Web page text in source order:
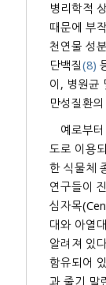
병리학적
때문에 부
천연물 성
단백질(8)
이, 병원균
만성질환
예로부
도로 이용
한 식물체
연구들이
심자목
대와 아열
알려져 있
함유되어
과 줄기 말